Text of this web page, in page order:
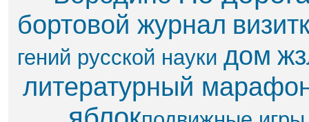
бортовой журнал
гений русской науки дом
литературный